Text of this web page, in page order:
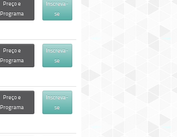
Preço e
Programa
Inscreva-
se
Preço e
Programa
Inscreva-
se
Preço e
Programa
Inscreva-
se